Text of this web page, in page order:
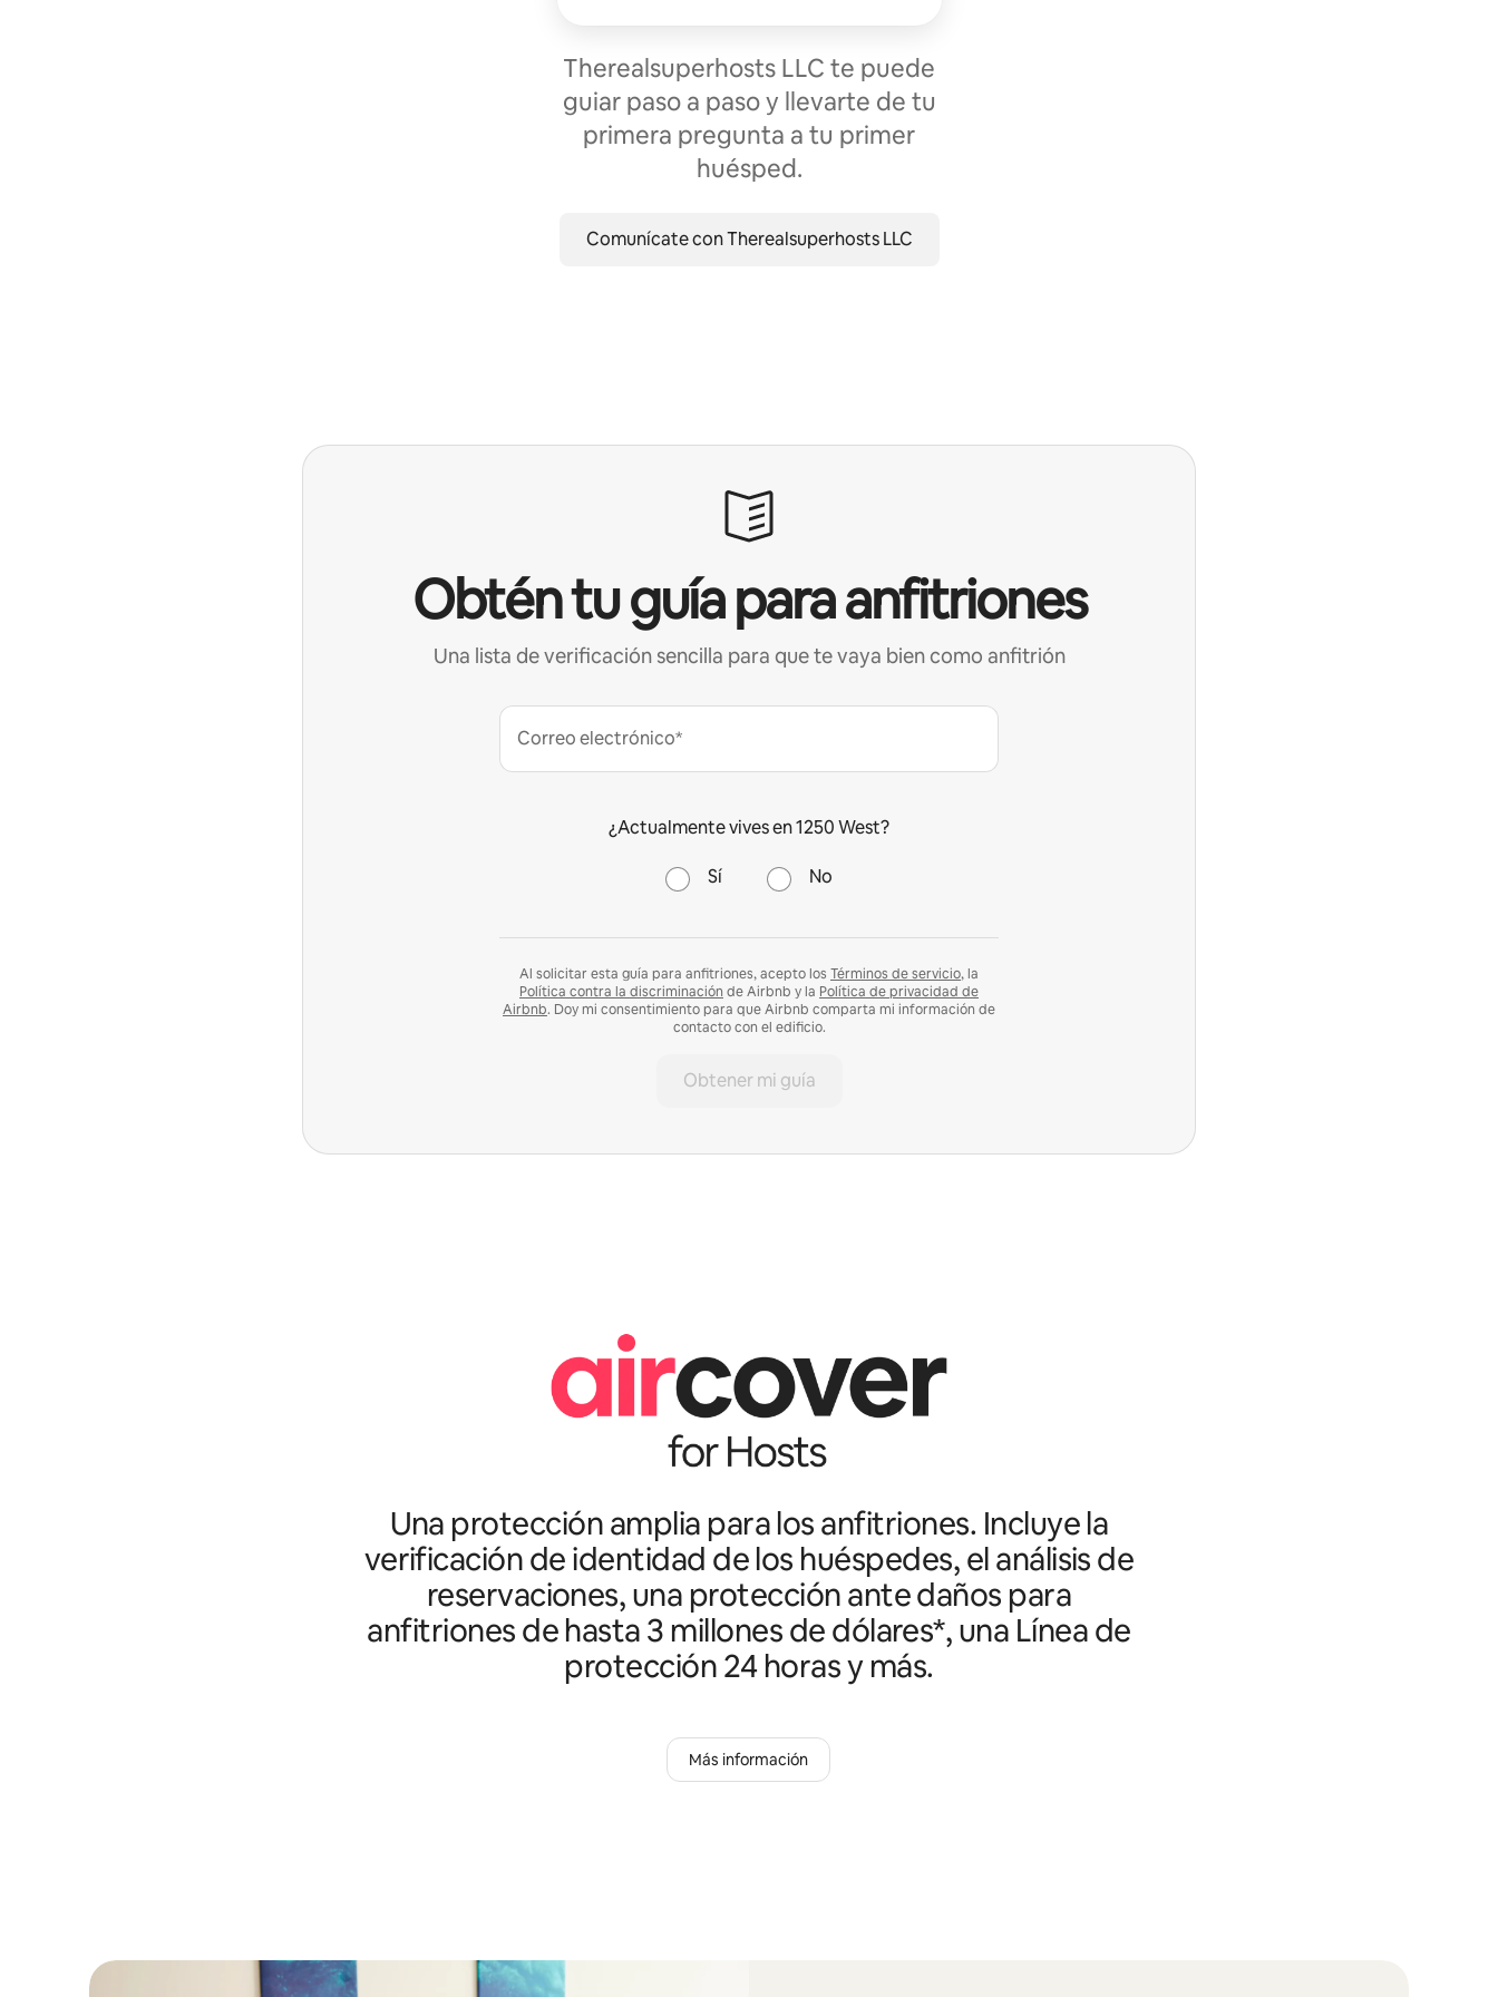
Therealsuperhosts LLC te puede
guiar paso a paso y llevarte de tu
primera pregunta a tu primer
huésped.
Comunícate con Therealsuperhosts LLC
Obtén tu guía para anfitriones
Una lista de verificación sencilla para que te vaya bien como anfitrión
Correo electrónico*
¿Actualmente vives en 1250 West?
Sí No
Al solicitar esta guía para anfitriones, acepto los Términos de servicio, la
Política contra la discriminación de Airbnb y la Política de privacidad de
Airbnb. Doy mi consentimiento para que Airbnb comparta mi información de
contacto con el edificio.
Obtener mi guía
Una protección amplia para los anfitriones. Incluye la
verificación de identidad de los huéspedes, el análisis de
reservaciones, una protección ante daños para
anfitriones de hasta 3 millones de dólares*, una Línea de
protección 24 horas y más.
Más información